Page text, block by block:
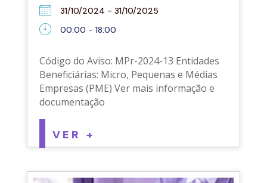
31/10/2024 - 31/10/2025
00:00 - 18:00
Código do Aviso: MPr-2024-13 Entidades
Beneficiárias: Micro, Pequenas e Médias
Empresas (PME) Ver mais informação e
documentação
VER +